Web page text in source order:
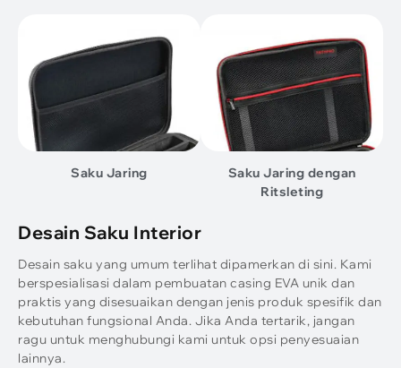
Desain Saku Interior
Desain saku yang umum terlihat dipamerkan di sini. Kami
berspesialisasi dalam pembuatan casing EVA unik dan
praktis yang disesuaikan dengan jenis produk spesifik dan
kebutuhan fungsional Anda. Jika Anda tertarik, jangan
ragu untuk menghubungi kami untuk opsi penyesuaian
lainnya.
Saku Jaring
Saku Jaring dengan
Ritsleting